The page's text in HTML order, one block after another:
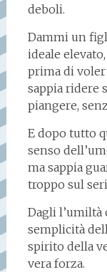
deboli.
Dammi un
ideale
prima di
sappia ridere
piangere,
E dopo tutto
senso
ma sappia
troppo sul
Dagli l’umiltà
semplicità
spirito della
vera forza.